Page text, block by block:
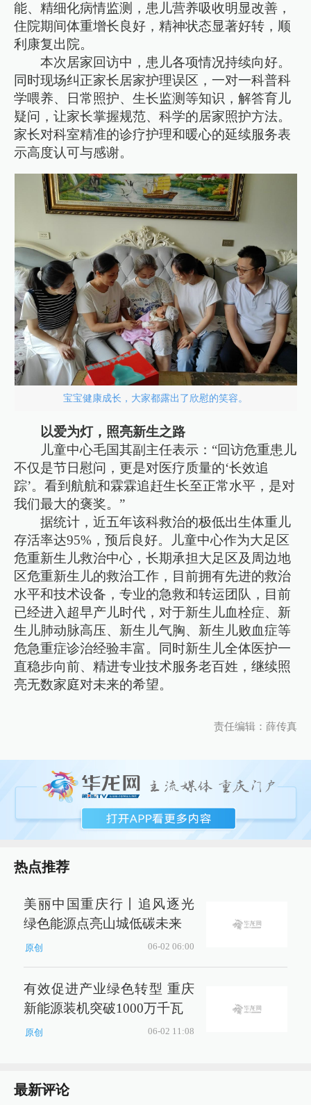
能、精细化病情监测，患儿营养吸收明显改善，
住院期间体重增长良好，精神状态显著好转，顺
利康复出院。
本次居家回访中，患儿各项情况持续向好。
同时现场纠正家长居家护理误区，一对一科普科
学喂养、日常照护、生长监测等知识，解答育儿
疑问，让家长掌握规范、科学的居家照护方法。
家长对科室精准的诊疗护理和暖心的延续服务表
示高度认可与感谢。
宝宝健康成长，大家都露出了欣慰的笑容。
以爱为灯，照亮新生之路
儿童中心毛国其副主任表示：“回访危重患儿
不仅是节日慰问，更是对医疗质量的‘长效追
踪’。看到航航和霖霖追赶生长至正常水平，是对
我们最大的褒奖。”
据统计，近五年该科救治的极低出生体重儿
存活率达95%，预后良好。儿童中心作为大足区
危重新生儿救治中心，长期承担大足区及周边地
区危重新生儿的救治工作，目前拥有先进的救治
水平和技术设备，专业的急救和转运团队，目前
已经进入超早产儿时代，对于新生儿血栓症、新
生儿肺动脉高压、新生儿气胸、新生儿败血症等
危急重症诊治经验丰富。同时新生儿全体医护一
直稳步向前、精进专业技术服务老百姓，继续照
亮无数家庭对未来的希望。
责任编辑：薛传真
热点推荐
美丽中国重庆行丨追风逐光
绿色能源点亮山城低碳未来
原创 06-02 06:00
有效促进产业绿色转型 重庆
新能源装机突破1000万千瓦
原创 06-02 11:08
最新评论